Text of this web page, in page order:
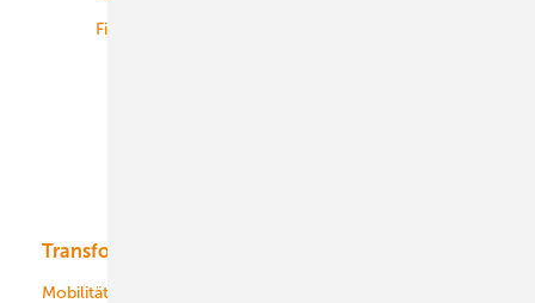
Finanzierung
Transformation
Mobilität